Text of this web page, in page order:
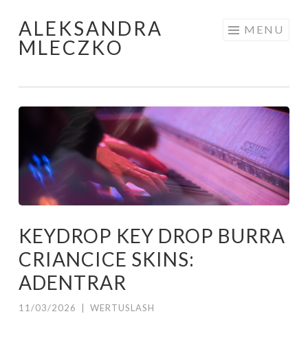
Skip to content
ALEKSANDRA
MLECZKO
MENU
KEYDROP KEY DROP BURRA
CRIANCICE SKINS:
ADENTRAR
11/03/2026 WERTUSLASH